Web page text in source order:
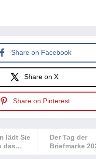
Share on Facebook
Share on X
Share on Pinterest
Der Tag der
Briefmarke
Echternach
lädt Sie
das
de